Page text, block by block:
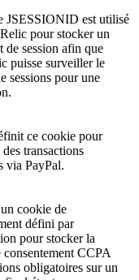
JSESSIONID est utilisé
pour stocker un
de session afin que
puisse surveiller le
sessions pour une
ce cookie pour
transactions
via PayPal.
cookie de
défini par
pour stocker la
consentement CCPA
obligatoires sur un